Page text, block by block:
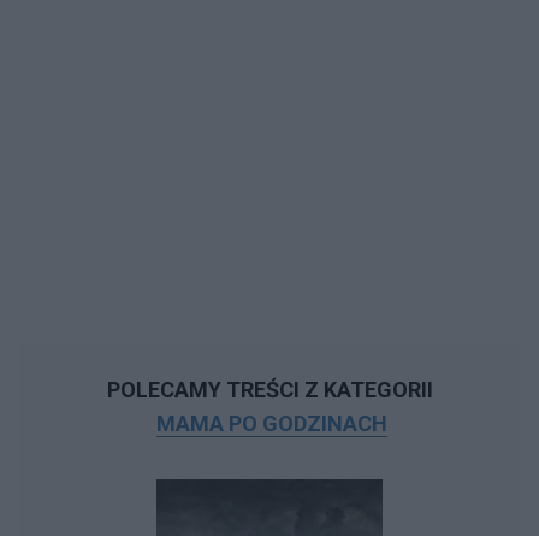
POLECAMY TREŚCI Z KATEGORII
MAMA PO GODZINACH